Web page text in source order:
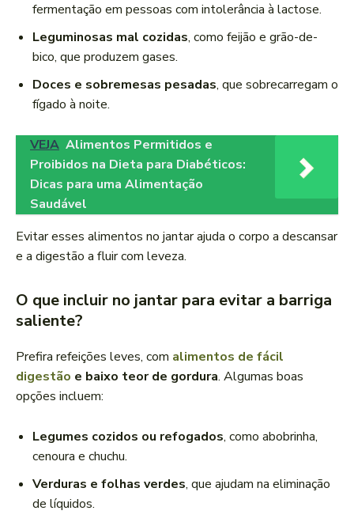
fermentação em pessoas com intolerância à lactose.
Leguminosas mal cozidas, como feijão e grão-de-
bico, que produzem gases.
Doces e sobremesas pesadas, que sobrecarregam o
fígado à noite.
VEJA Alimentos Permitidos e
Proibidos na Dieta para Diabéticos:
Dicas para uma Alimentação
Saudável
Evitar esses alimentos no jantar ajuda o corpo a descansar
e a digestão a fluir com leveza.
O que incluir no jantar para evitar a barriga
saliente?
Prefira refeições leves, com alimentos de fácil
digestão e baixo teor de gordura. Algumas boas
opções incluem:
Legumes cozidos ou refogados, como abobrinha,
cenoura e chuchu.
Verduras e folhas verdes, que ajudam na eliminação
de líquidos.